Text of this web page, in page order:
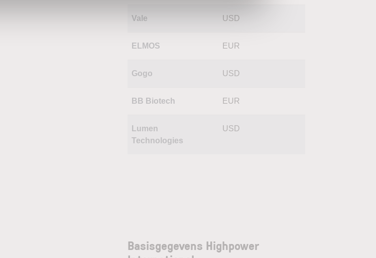
Vale USD
ELMOS EUR
Gogo USD
BB Biotech EUR
Lumen
Technologies
USD
Basisgegevens Highpower